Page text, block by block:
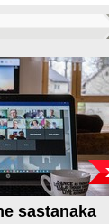
sastanaka